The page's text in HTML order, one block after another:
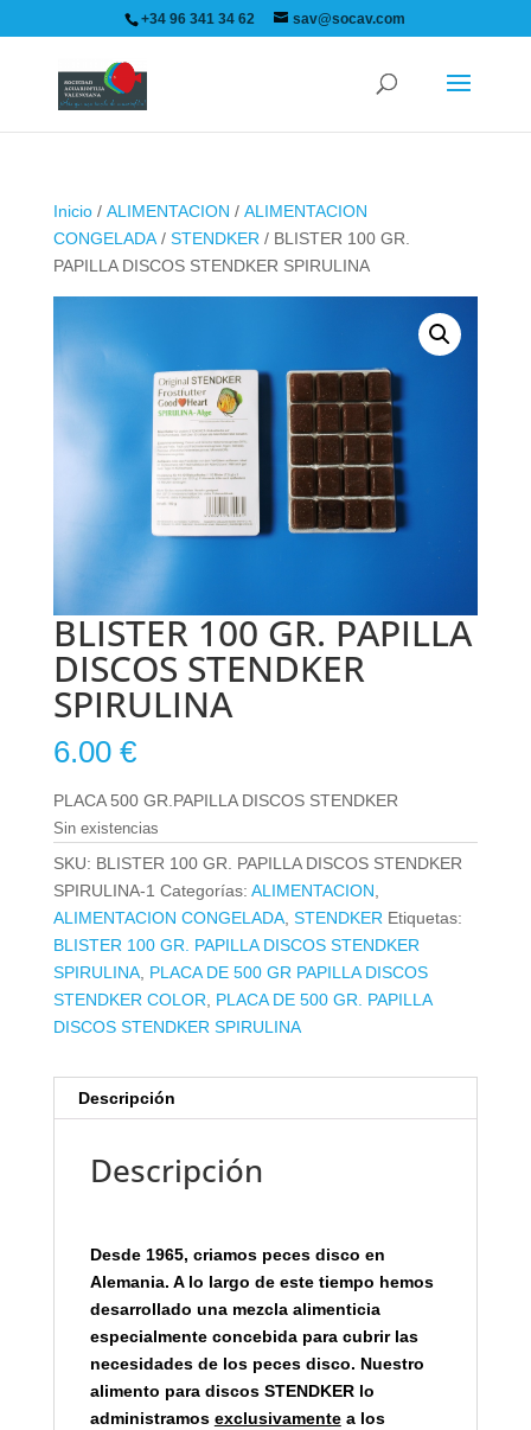
+34 96 341 34 62 sav@socav.com
Inicio/ ALIMENTACION / ALIMENTACION
CONGELADA/ STENDKER / BLISTER 100 GR.
PAPILLA DISCOS STENDKER SPIRULINA
BLISTER 100 GR. PAPILLA
DISCOS STENDKER
SPIRULINA
6.00 €
PLACA 500 GR.PAPILLA DISCOS STENDKER
Sin existencias
SKU: BLISTER 100 GR. PAPILLA DISCOS STENDKER
SPIRULINA-1 Categorías: ALIMENTACION
ALIMENTACION CONGELADA, STENDKER Etiquetas:
BLISTER 100 GR. PAPILLA DISCOS STENDKER
SPIRULINA, PLACA DE 500 GR PAPILLA DISCOS
STENDKER COLOR
PLACA DE 500 GR. PAPILLA
DISCOS STENDKER SPIRULINA
Descripción
Descripción
Desde 1965, criamos peces disco en
Alemania. A lo largo de este tiempo hemos
desarrollado una mezcla alimenticia
especialmente concebida para cubrir las
necesidades de los peces disco. Nuestro
alimento para discos STENDKER lo
administramos exclusivamentea los